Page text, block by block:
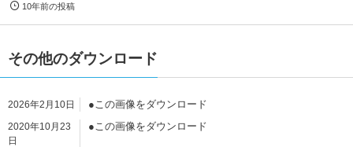
10年前の投稿
その他のダウンロード
2026年2月10日 ●この画像をダウンロード
2020年10月23
日
●この画像をダウンロード